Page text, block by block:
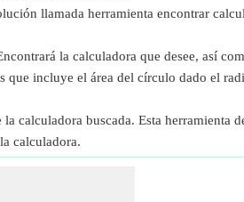
llamada herramienta encontrar
la calculadora que desee, así
que incluye el área del círculo dado el
calculadora buscada. Esta herramienta
calculadora.